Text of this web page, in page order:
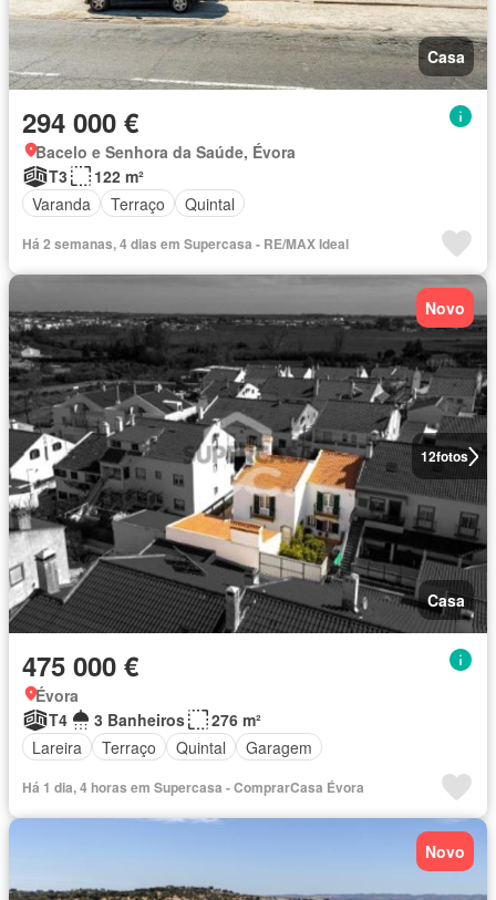
Casa
294 000 €
Bacelo e Senhora da Saúde, Évora
T3
122 m²
Varanda
Terraço Quintal
Há 2 semanas, 4 dias em Supercasa - RE/MAX Ideal
12fotos
Novo
Casa
475 000 €
Évora
T4
3 Banheiros
276 m²
Lareira
Terraço Quintal Garagem
Há 1 dia, 4 horas em Supercasa - ComprarCasa Évora
Novo